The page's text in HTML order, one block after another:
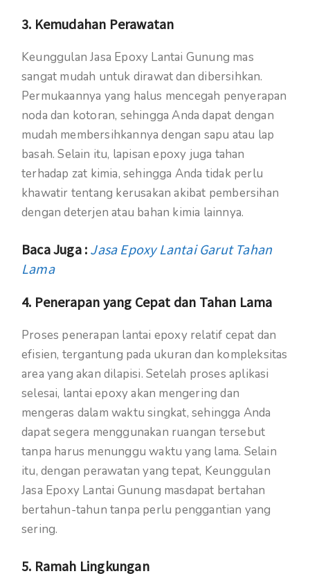
3. Kemudahan Perawatan
Keunggulan Jasa Epoxy Lantai Gunung mas
sangat mudah untuk dirawat dan dibersihkan.
Permukaannya yang halus mencegah penyerapan
noda dan kotoran, sehingga Anda dapat dengan
mudah membersihkannya dengan sapu atau lap
basah. Selain itu, lapisan epoxy juga tahan
terhadap zat kimia, sehingga Anda tidak perlu
khawatir tentang kerusakan akibat pembersihan
dengan deterjen atau bahan kimia lainnya.
Baca Juga : Jasa Epoxy Lantai Garut Tahan
Lama
4. Penerapan yang Cepat dan Tahan Lama
Proses penerapan lantai epoxy relatif cepat dan
efisien, tergantung pada ukuran dan kompleksitas
area yang akan dilapisi. Setelah proses aplikasi
selesai, lantai epoxy akan mengering dan
mengeras dalam waktu singkat, sehingga Anda
dapat segera menggunakan ruangan tersebut
tanpa harus menunggu waktu yang lama. Selain
itu, dengan perawatan yang tepat, Keunggulan
Jasa Epoxy Lantai Gunung masdapat bertahan
bertahun-tahun tanpa perlu penggantian yang
sering.
5. Ramah Lingkungan